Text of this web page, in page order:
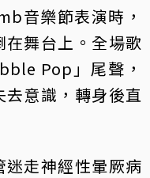
音樂節表演時，
舞台上。全場歌
Pop」尾聲，
意識，轉身後直
走神經性暈厥病